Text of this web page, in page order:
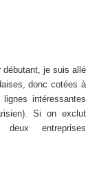
débutant, je suis allé
donc cotées à
intéressantes
Si on exclut
deux entreprises